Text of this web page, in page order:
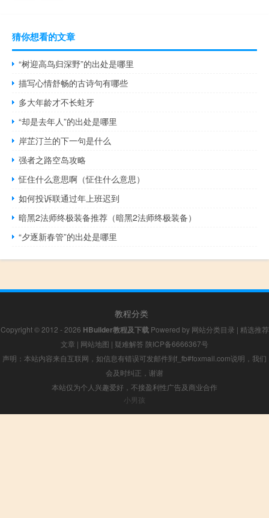
猜你想看的文章
“树迎高鸟归深野”的出处是哪里
描写心情舒畅的古诗句有哪些
多大年龄才不长蛀牙
“却是去年人”的出处是哪里
岸芷汀兰的下一句是什么
强者之路空岛攻略
怔住什么意思啊（怔住什么意思）
如何投诉联通过年上班迟到
暗黑2法师终极装备推荐（暗黑2法师终极装备）
“夕逐新春管”的出处是哪里
教程分类
Copyright © 2012 - 2026 HBuilder教程及下载Powered by 网站分类目录 | 精选推荐
文章 | 网站地图 | 疑难解答 陕ICP备6666367号
声明：本站内容来自互联网，如信息有错误可发邮件到f_fb#foxmail.com说明，我们
会及时纠正，谢谢
本站仅为个人兴趣爱好，不接盈利性广告及商业合作
小男孩